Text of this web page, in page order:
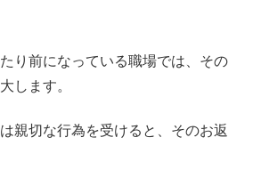
り前になっている職場では、その
します。
親切な行為を受けると、そのお返